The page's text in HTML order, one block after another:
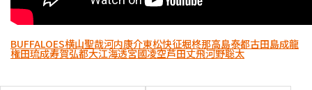
BUFFALOES横山聖哉河内康介東松快征堀柊那高島泰都古田島成龍
権田琉成寿賀弘都大江海透宮國凌空芦田丈飛河野聡太